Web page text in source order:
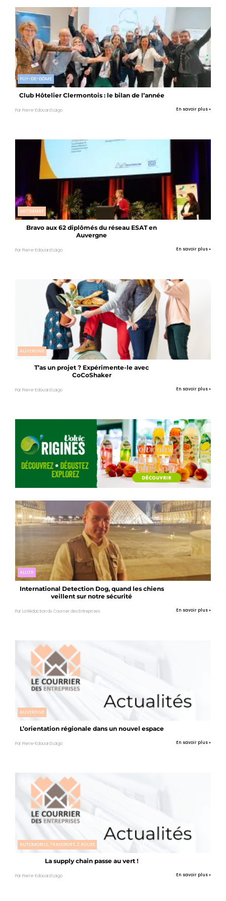
PUY-DE-DÔME
Club Hôtelier Clermontois : le bilan de l’année
Par Pierre-Edouard Laigo En savoir plus »
ARTISANAT
Bravo aux 62 diplômés du réseau ESAT en
Auvergne
Par Pierre-Edouard Laigo En savoir plus »
AUVERGNE
T’as un projet ? Expérimente-le avec
CoCoShaker
Par Pierre-Edouard Laigo En savoir plus »
ALLIER
International Detection Dog, quand les chiens
veillent sur notre sécurité
Par La Rédaction du Courrier des Entreprises En savoir plus »
AUVERGNE
L’orientation régionale dans un nouvel espace
Par Pierre-Edouard Laigo En savoir plus »
AUTOMOBILE, TRANSPORT, 2 ROUES
La supply chain passe au vert !
Par Pierre-Edouard Laigo En savoir plus »